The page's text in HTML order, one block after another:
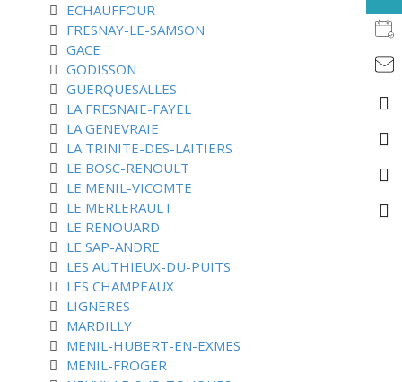
ECHAUFFOUR
FRESNAY-LE-SAMSON
GACE
GODISSON
GUERQUESALLES
LA FRESNAIE-FAYEL
LA GENEVRAIE
LA TRINITE-DES-LAITIERS
LE BOSC-RENOULT
LE MENIL-VICOMTE
LE MERLERAULT
LE RENOUARD
LE SAP-ANDRE
LES AUTHIEUX-DU-PUITS
LES CHAMPEAUX
LIGNERES
MARDILLY
MENIL-HUBERT-EN-EXMES
MENIL-FROGER